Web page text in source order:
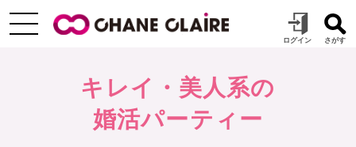
キレイ・美人系の
婚活パーティー